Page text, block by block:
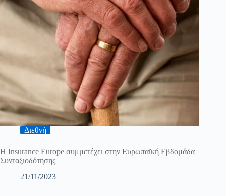
Διεθνή
Η Insurance Europe συμμετέχει στην Ευρωπαϊκή Εβδομάδα
Συνταξιοδότησης
21/11/2023